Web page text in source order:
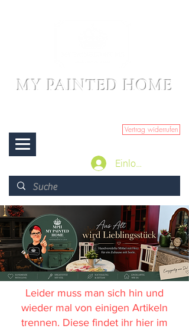
Menü
MY PAINTED HOME
Vertrag widerrufen
Einloggen
Leider muss man sich hin und
wieder mal von einigen Artikeln
trennen. Diese findet ihr hier im